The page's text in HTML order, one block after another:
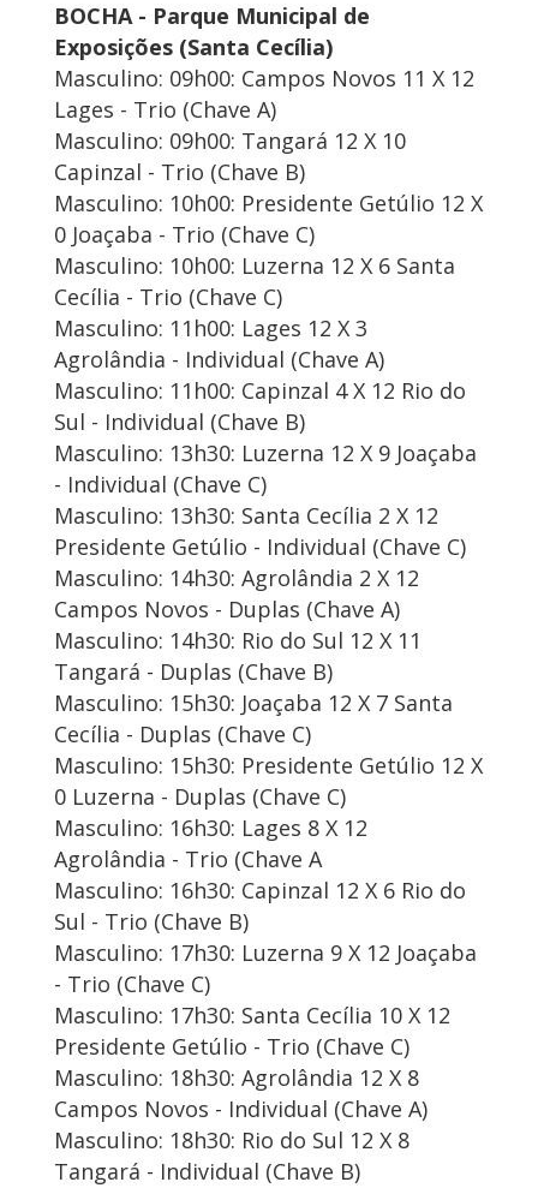
BOCHA - Parque Municipal de
Exposições (Santa Cecília)
Masculino: 09h00: Campos Novos 11 X 12
Lages - Trio (Chave A)
Masculino: 09h00: Tangará 12 X 10
Capinzal - Trio (Chave B)
Masculino: 10h00: Presidente Getúlio 12 X
0 Joaçaba - Trio (Chave C)
Masculino: 10h00: Luzerna 12 X 6 Santa
Cecília - Trio (Chave C)
Masculino: 11h00: Lages 12 X 3
Agrolândia - Individual (Chave A)
Masculino: 11h00: Capinzal 4 X 12 Rio do
Sul - Individual (Chave B)
Masculino: 13h30: Luzerna 12 X 9 Joaçaba
- Individual (Chave C)
Masculino: 13h30: Santa Cecília 2 X 12
Presidente Getúlio - Individual (Chave C)
Masculino: 14h30: Agrolândia 2 X 12
Campos Novos - Duplas (Chave A)
Masculino: 14h30: Rio do Sul 12 X 11
Tangará - Duplas (Chave B)
Masculino: 15h30: Joaçaba 12 X 7 Santa
Cecília - Duplas (Chave C)
Masculino: 15h30: Presidente Getúlio 12 X
0 Luzerna - Duplas (Chave C)
Masculino: 16h30: Lages 8 X 12
Agrolândia - Trio (Chave A
Masculino: 16h30: Capinzal 12 X 6 Rio do
Sul - Trio (Chave B)
Masculino: 17h30: Luzerna 9 X 12 Joaçaba
- Trio (Chave C)
Masculino: 17h30: Santa Cecília 10 X 12
Presidente Getúlio - Trio (Chave C)
Masculino: 18h30: Agrolândia 12 X 8
Campos Novos - Individual (Chave A)
Masculino: 18h30: Rio do Sul 12 X 8
Tangará - Individual (Chave B)